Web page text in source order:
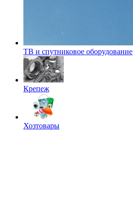
ТВ и спутниковое оборудование
Крепеж
Хозтовары